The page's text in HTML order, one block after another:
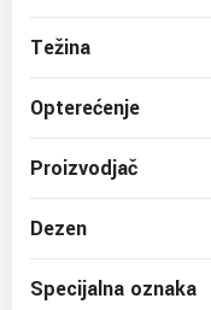
Težina
Opterećenje
Proizvodjač
Dezen
Specijalna oznaka